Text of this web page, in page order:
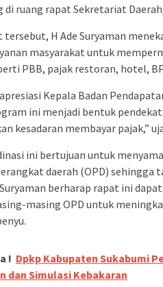
di ruang rapat Sekretariat
tersebut, H Ade Suryaman
masyarakat untuk
PBB, pajak restoran, hotel,
Kepala Badan
ini menjadi bentuk
kesadaran membayar pajak,”
ini bertujuan untuk
daerah (OPD)
berharap rapat ini
masing OPD untuk
! Dpkp Kabupaten Sukabumi
dan Simulasi Kebakaran